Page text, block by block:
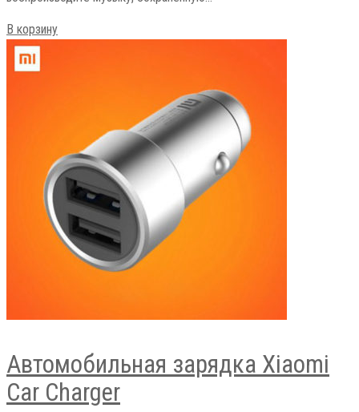
В корзину
Автомобильная зарядка Xiaomi
Car Charger